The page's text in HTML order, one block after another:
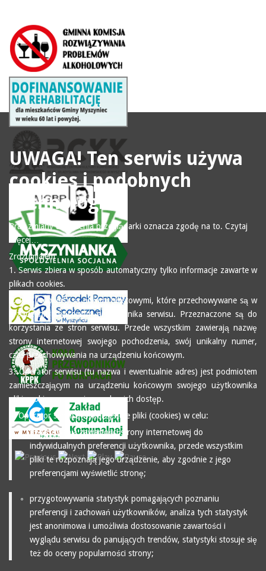
UWAGA! Ten serwis używa
cookies i podobnych
technologii.
Brak zmiany ustawienia przeglądarki oznacza zgodę na to. Czytaj
więcej…
Zrozumiałem
1. Serwis zbiera w sposób automatyczny tylko informacje zawarte w
plikach cookies.
2. Pliki (cookies) są plikami tekstowymi, które przechowywane są w
urządzeniu końcowym użytkownika serwisu. Przeznaczone są do
korzystania ze stron serwisu. Przede wszystkim zawierają nazwę
strony internetowej swojego pochodzenia, swój unikalny numer,
czas przechowywania na urządzeniu końcowym.
3. Operator serwisu (tu nazwa i ewentualnie adres) jest podmiotem
zamieszczającym na urządzeniu końcowym swojego użytkownika
pliki cookies oraz mającym do nich dostęp.
4. Operator serwisu wykorzystuje pliki (cookies) w celu:
dopasowania zawartości strony internetowej do
indywidualnych preferencji użytkownika, przede wszystkim
pliki te rozpoznają jego urządzenie, aby zgodnie z jego
preferencjami wyświetlić stronę;
przygotowywania statystyk pomagających poznaniu
preferencji i zachowań użytkowników, analiza tych statystyk
jest anonimowa i umożliwia dostosowanie zawartości i
wyglądu serwisu do panujących trendów, statystyki stosuje się
też do oceny popularności strony;